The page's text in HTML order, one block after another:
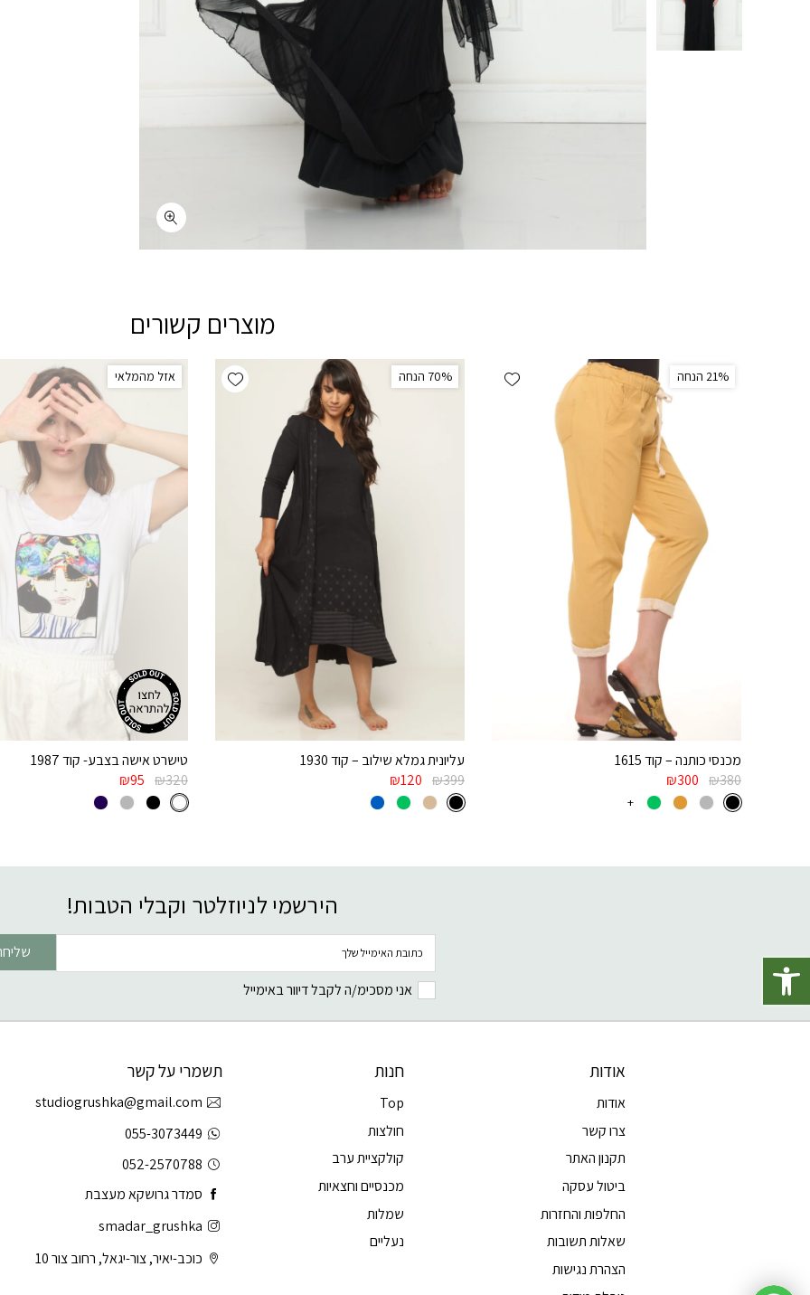
פתח סרגל נגישות
מוצרים קשורים
Add wishlist ‫21% הנחה
מכנסי כותנה – קוד 1615
₪380
₪300
+
Add wishlist ‫70% הנחה
עליונית גמלא שילוב – קוד 1930
₪399
₪120
אזל מהמלאי
טישרט אישה בצבע- קוד 1987
₪320
₪95
הירשמי לניוזלטר וקבלי הטבות!
אני מסכימ/ה לקבל דיוור באימייל
אודות
אודות
צרו קשר
תקנון האתר
ביטול עסקה
החלפות והחזרות
שאלות תשובות
הצהרת נגישות
חנות
Top
חולצות
קולקציית ערב
מכנסיים וחצאיות
שמלות
נעליים
תשמרי על קשר
studiogrushka@gmail.com
055-3073449
052-2570788
סמדר גרושקא מעצבת
smadar_grushka
כוכב-יאיר, צור-יגאל, רחוב צור 10